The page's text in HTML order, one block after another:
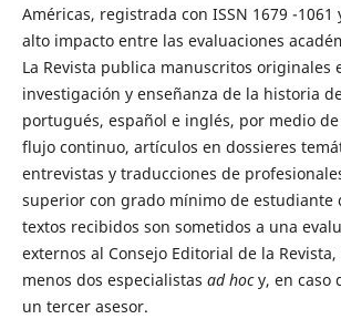
Américas, registrada con ISSN 1679 -
alto impacto entre las evaluaciones
La Revista publica manuscritos originales
investigación y enseñanza de la historia
portugués, español e inglés, por medio
flujo continuo, artículos en dossieres
entrevistas y traducciones de
superior con grado mínimo de estudiante
textos recibidos son sometidos a una
externos al Consejo Editorial de la
menos dos especialistas ad hocy, en caso
un tercer asesor.